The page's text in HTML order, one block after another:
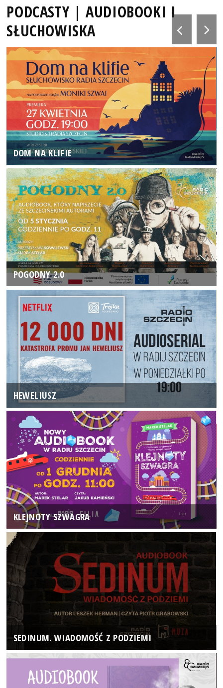
PODCASTY | AUDIOBOOKI I
SŁUCHOWISKA
DOM NA KLIFIE
POGODNY 2.0
HEWELIUSZ
KLEJNOTY SZWAGRA
SEDINUM. WIADOMOŚĆ Z PODZIEMI